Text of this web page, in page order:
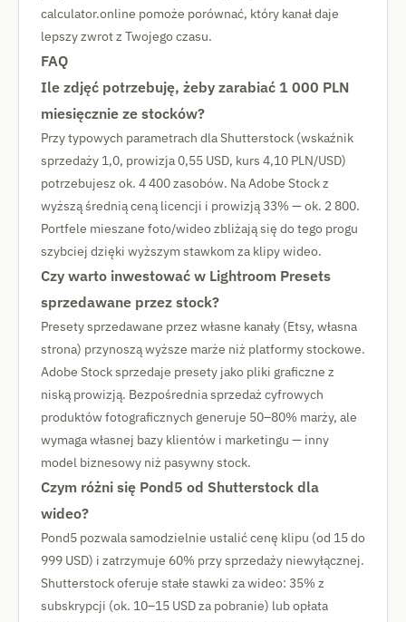
calculator.online pomoże porównać, który kanał daje
lepszy zwrot z Twojego czasu.
FAQ
Ile zdjęć potrzebuję, żeby zarabiać 1 000 PLN
miesięcznie ze stocków?
Przy typowych parametrach dla Shutterstock (wskaźnik
sprzedaży 1,0, prowizja 0,55 USD, kurs 4,10 PLN/USD)
potrzebujesz ok. 4 400 zasobów. Na Adobe Stock z
wyższą średnią ceną licencji i prowizją 33% — ok. 2 800.
Portfele mieszane foto/wideo zbliżają się do tego progu
szybciej dzięki wyższym stawkom za klipy wideo.
Czy warto inwestować w Lightroom Presets
sprzedawane przez stock?
Presety sprzedawane przez własne kanały (Etsy, własna
strona) przynoszą wyższe marże niż platformy stockowe.
Adobe Stock sprzedaje presety jako pliki graficzne z
niską prowizją. Bezpośrednia sprzedaż cyfrowych
produktów fotograficznych generuje 50–80% marży, ale
wymaga własnej bazy klientów i marketingu — inny
model biznesowy niż pasywny stock.
Czym różni się Pond5 od Shutterstock dla
wideo?
Pond5 pozwala samodzielnie ustalić cenę klipu (od 15 do
999 USD) i zatrzymuje 60% przy sprzedaży niewyłącznej.
Shutterstock oferuje stałe stawki za wideo: 35% z
subskrypcji (ok. 10–15 USD za pobranie) lub opłata